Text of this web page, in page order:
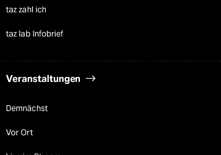
taz zahl ich
taz lab Infobrief
Veranstaltungen
Demnächst
Vor Ort